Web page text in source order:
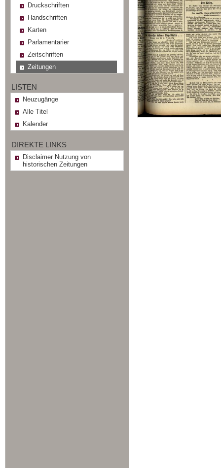
Druckschriften
Handschriften
Karten
Parlamentarier
Zeitschriften
Zeitungen
LISTEN
Neuzugänge
Alle Titel
Kalender
DIREKTE LINKS
Disclaimer Nutzung von
historischen Zeitungen